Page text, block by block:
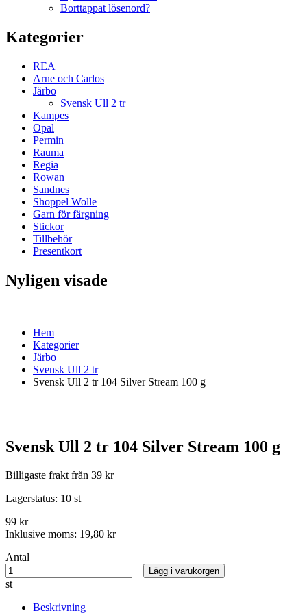
Borttappat lösenord?
Kategorier
REA
Arne och Carlos
Järbo
Svensk Ull 2 tr
Kampes
Opal
Permin
Rauma
Regia
Rowan
Sandnes
Shoppel Wolle
Garn för färgning
Stickor
Tillbehör
Presentkort
Nyligen visade
Hem
Kategorier
Järbo
Svensk Ull 2 tr
Svensk Ull 2 tr 104 Silver Stream 100 g
Svensk Ull 2 tr 104 Silver Stream 100 g
Billigaste frakt från 39 kr
Lagerstatus: 10 st
99 kr
Inklusive moms: 19,80 kr
Antal
st
Lägg i varukorgen
Beskrivning